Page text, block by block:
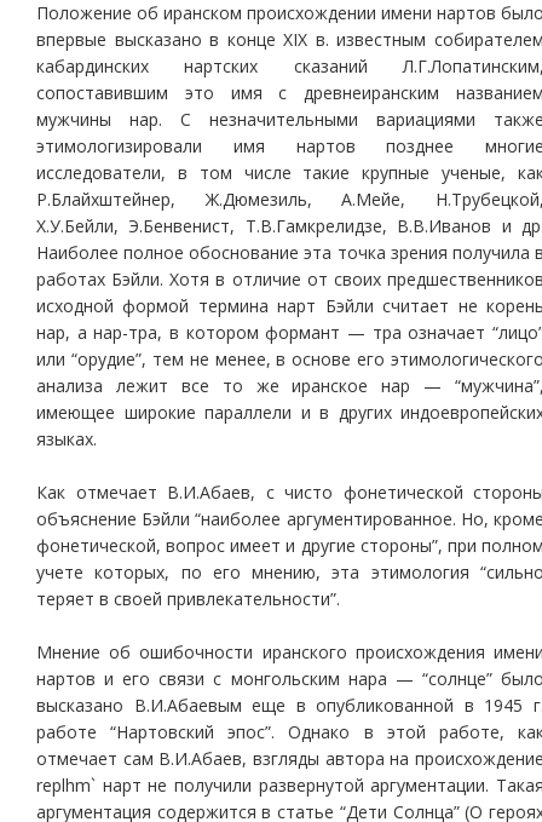
Положение об иранском происхождении имени нартов
впервые высказано в конце XIX в. известным
кабардинских нартских сказаний
сопоставившим это имя с древнеиранским
мужчины нар. С незначительными вариациями
этимологизировали имя нартов позднее
исследователи, в том числе такие крупные ученые,
Р.Блайхштейнер, Ж.Дюмезиль, А.Мейе,
Х.У.Бейли, Э.Бенвенист, Т.В.Гамкрелидзе, В.В.Иванов и
Наиболее полное обоснование эта точка зрения получила
работах Бэйли. Хотя в отличие от своих
исходной формой термина нарт Бэйли считает не
нар, а нар-тра, в котором формант — тра означает
или “орудие”, тем не менее, в основе его
анализа лежит все то же иранское нар —
имеющее широкие параллели и в других
языках.
Как отмечает В.И.Абаев, с чисто фонетической
объяснение Бэйли “наиболее аргументированное. Но,
фонетической, вопрос имеет и другие стороны”, при
учете которых, по его мнению, эта этимология
теряет в своей привлекательности”.
Мнение об ошибочности иранского происхождения
нартов и его связи с монгольским нара — “солнце”
высказано В.И.Абаевым еще в опубликованной в 1945
работе “Нартовский эпос”. Однако в этой работе,
отмечает сам В.И.Абаев, взгляды автора на
replhm` нарт не получили развернутой аргументации.
аргументация содержится в статье “Дети Солнца” (О